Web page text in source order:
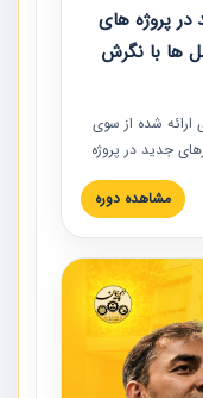
پروژه های
ها با نگرش
ارائه شده از سوی
جدید در پروژه
با نگرش قراردادی
کشور ارائه شد.
شده است.
مشاهده دوره